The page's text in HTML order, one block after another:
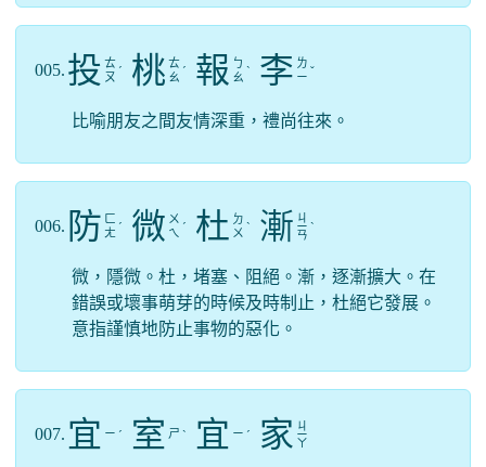
005. 投 ㄊ
ㄡ ˊ 桃 ㄊ
ㄠ ˊ 報 ㄅ
ㄠ ˋ 李 ㄌ
ㄧ ˇ
比喻朋友之間友情深重，禮尚往來。
006. 防 ㄈ
ㄤ ˊ 微 ㄨ
ㄟ ˊ 杜 ㄉ
ㄨ ˋ 漸 ㄐ
ㄧ
ㄢ
ˋ
微，隱微。杜，堵塞、阻絕。漸，逐漸擴大。在
錯誤或壞事萌芽的時候及時制止，杜絕它發展。
意指謹慎地防止事物的惡化。
007. 宜 ㄧ ˊ 室 ㄕ ˋ 宜 ㄧ ˊ 家 ㄐ
ㄧ
ㄚ